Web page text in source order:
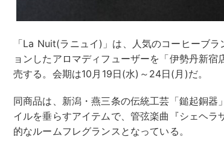
「La Nuit(ラニュイ)」は、人気のコーヒーブ
ョンしたアロマディフューザーを「伊勢丹新
売する。会期は10月19日(水)～24日(月)だ。
同商品は、新潟・燕三条の伝統工芸「鎚起銅
イルを垂らすアイテムで、管弦楽曲『シェヘ
的なルームフレグランスとなっている。